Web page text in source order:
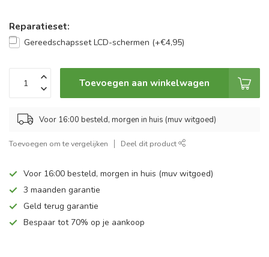
Reparatieset:
Gereedschapsset LCD-schermen (+€4,95)
Toevoegen aan winkelwagen
Voor 16:00 besteld, morgen in huis (muv witgoed)
Toevoegen om te vergelijken Deel dit product
Voor 16:00 besteld, morgen in huis (muv witgoed)
3 maanden garantie
Geld terug garantie
Bespaar tot 70% op je aankoop